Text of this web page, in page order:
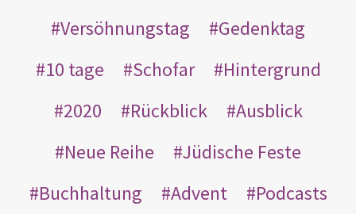
Versöhnungstag
Gedenktag
10 tage
Schofar
Hintergrund
2020
Rückblick
Ausblick
Neue Reihe
Jüdische Feste
Buchhaltung
Advent
Podcasts